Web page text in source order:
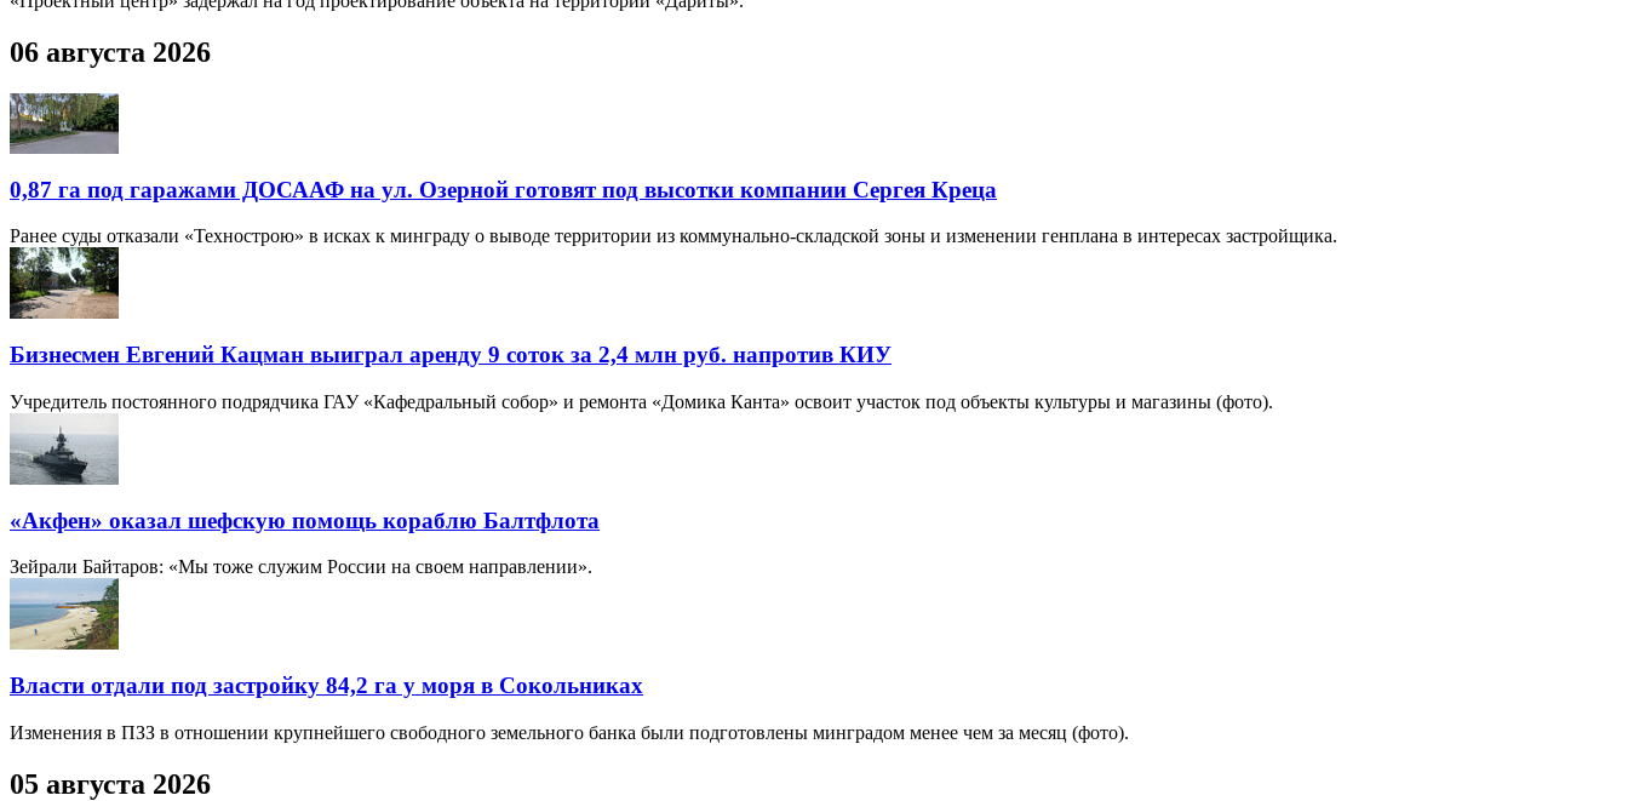
06 августа 2026
0,87 га под гаражами ДОСААФ на ул. Озерной готовят под высотки компании Сергея Креца
Ранее суды отказали «Технострою» в исках к минграду о выводе территории из коммунально-складской зоны и изменении генплана в интересах застройщика.
Бизнесмен Евгений Кацман выиграл аренду 9 соток за 2,4 млн руб. напротив КИУ
Учредитель постоянного подрядчика ГАУ «Кафедральный собор» и ремонта «Домика Канта» освоит участок под объекты культуры и магазины (фото).
«Акфен» оказал шефскую помощь кораблю Балтфлота
Зейрали Байтаров: «Мы тоже служим России на своем направлении».
Власти отдали под застройку 84,2 га у моря в Сокольниках
Изменения в ПЗЗ в отношении крупнейшего свободного земельного банка были подготовлены минградом менее чем за месяц (фото).
05 августа 2026